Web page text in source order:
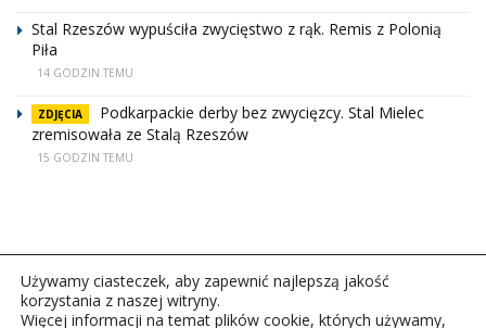
Stal Rzeszów wypuściła zwycięstwo z rąk. Remis z Polonią
Piła
14 GODZIN TEMU
ZDJĘCIA
Podkarpackie derby bez zwycięzcy. Stal Mielec
zremisowała ze Stalą Rzeszów
15 GODZIN TEMU
Używamy ciasteczek, aby zapewnić najlepszą jakość
korzystania z naszej witryny.
Więcej informacji na temat plików cookie, których używamy,